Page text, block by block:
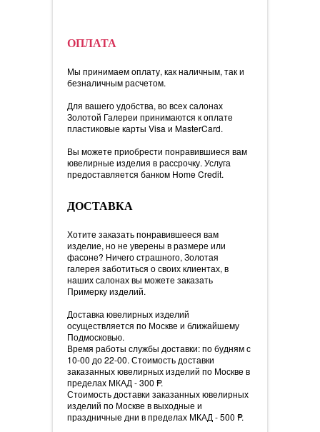
ОПЛАТА
Мы принимаем оплату, как наличным, так и
безналичным расчетом.
Для вашего удобства, во всех салонах
Золотой Галереи принимаются к оплате
пластиковые карты Visa и MasterCard.
Вы можете приобрести понравившиеся вам
ювелирные изделия в рассрочку. Услуга
предоставляется банком Home Credit.
ДОСТАВКА
Хотите заказать понравившееся вам
изделие, но не уверены в размере или
фасоне? Ничего страшного, Золотая
галерея заботиться о своих клиентах, в
наших салонах вы можете заказать
Примерку изделий.
Доставка ювелирных изделий
осуществляется по Москве и ближайшему
Подмосковью.
Время работы службы доставки: по будням с
10-00 до 22-00. Стоимость доставки
заказанных ювелирных изделий по Москве в
пределах МКАД - 300 =
P.
Стоимость доставки заказанных ювелирных
изделий по Москве в выходные и
праздничные дни в пределах МКАД - 500 =
P.